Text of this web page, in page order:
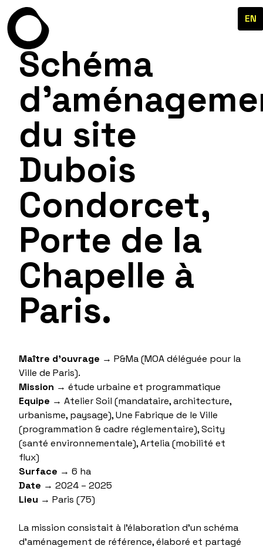
EN
Schéma
du site
Dubois
Condorcet,
Porte de la
Chapelle à
Paris.
Maître d’ouvrage → P&Ma (MOA déléguée pour la
Ville de Paris).
Mission → étude urbaine et programmatique
Equipe → Atelier Soil (mandataire, architecture,
urbanisme, paysage), Une Fabrique de le Ville
(programmation & cadre réglementaire), Scity
(santé environnementale), Artelia (mobilité et
flux)
Surface → 6 ha
Date → 2024 – 2025
Lieu → Paris (75)
La mission consistait à l’élaboration d’un schéma
d’aménagement de référence, élaboré et partagé